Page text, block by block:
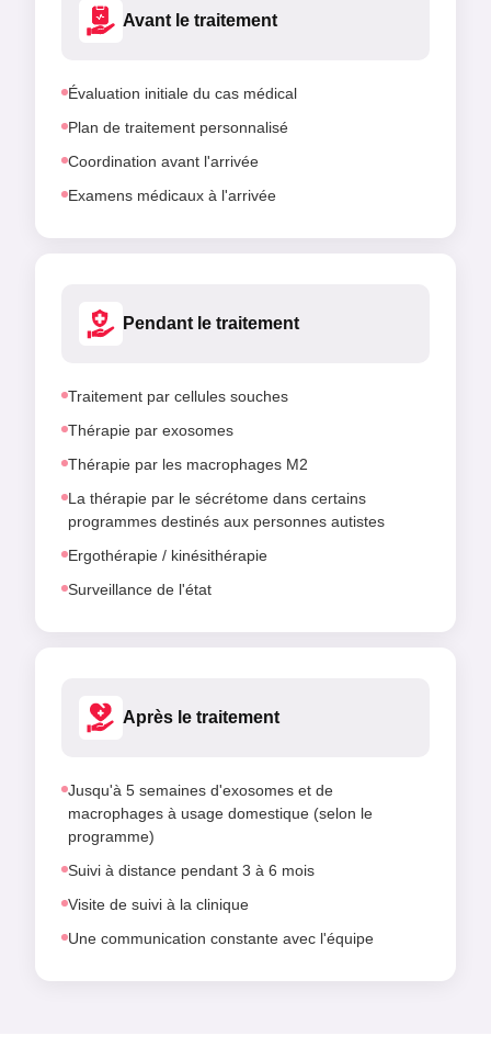
Avant le traitement
Évaluation initiale du cas médical
Plan de traitement personnalisé
Coordination avant l'arrivée
Examens médicaux à l'arrivée
Pendant le traitement
Traitement par cellules souches
Thérapie par exosomes
Thérapie par les macrophages M2
La thérapie par le sécrétome dans certains
programmes destinés aux personnes autistes
Ergothérapie / kinésithérapie
Surveillance de l'état
Après le traitement
Jusqu'à 5 semaines d'exosomes et de
macrophages à usage domestique (selon le
programme)
Suivi à distance pendant 3 à 6 mois
Visite de suivi à la clinique
Une communication constante avec l'équipe